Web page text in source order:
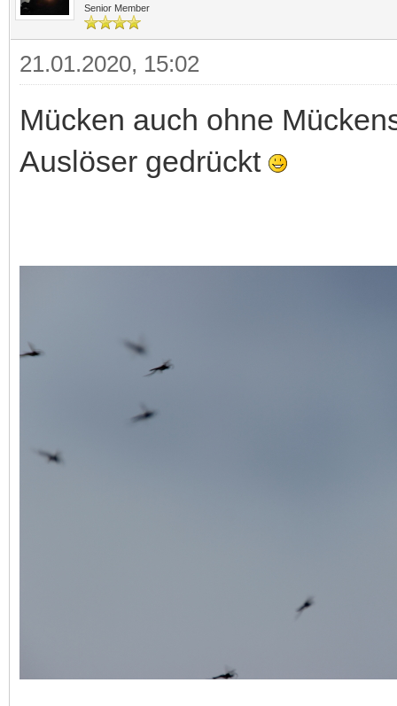
Senior Member
21.01.2020, 15:02
Mücken auch ohne
Auslöser gedrückt